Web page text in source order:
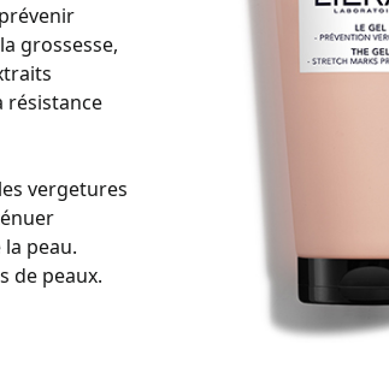
grossesse,
résistance
vergetures
peau.
de peaux.